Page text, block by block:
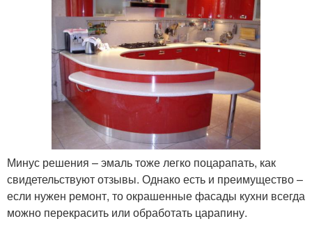
Минус решения – эмаль тоже легко поцарапать, как
свидетельствуют отзывы. Однако есть и преимущество –
если нужен ремонт, то окрашенные фасады кухни всегда
можно перекрасить или обработать царапину.